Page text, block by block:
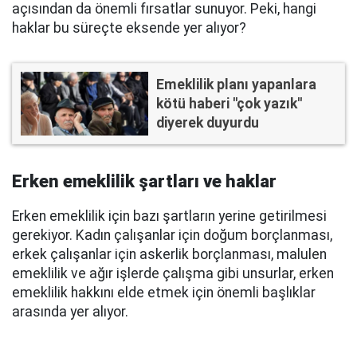
açısından da önemli fırsatlar sunuyor. Peki, hangi
haklar bu süreçte eksende yer alıyor?
Emeklilik planı yapanlara
kötü haberi ''çok yazık''
diyerek duyurdu
Erken emeklilik şartları ve haklar
Erken emeklilik için bazı şartların yerine getirilmesi
gerekiyor. Kadın çalışanlar için doğum borçlanması,
erkek çalışanlar için askerlik borçlanması, malulen
emeklilik ve ağır işlerde çalışma gibi unsurlar, erken
emeklilik hakkını elde etmek için önemli başlıklar
arasında yer alıyor.